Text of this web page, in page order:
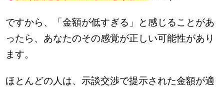
ですから、「金額が低すぎる」と感じることがあ
ったら、あなたのその感覚が正しい可能性があり
ます。
ほとんどの人は、示談交渉で提示された金額が適